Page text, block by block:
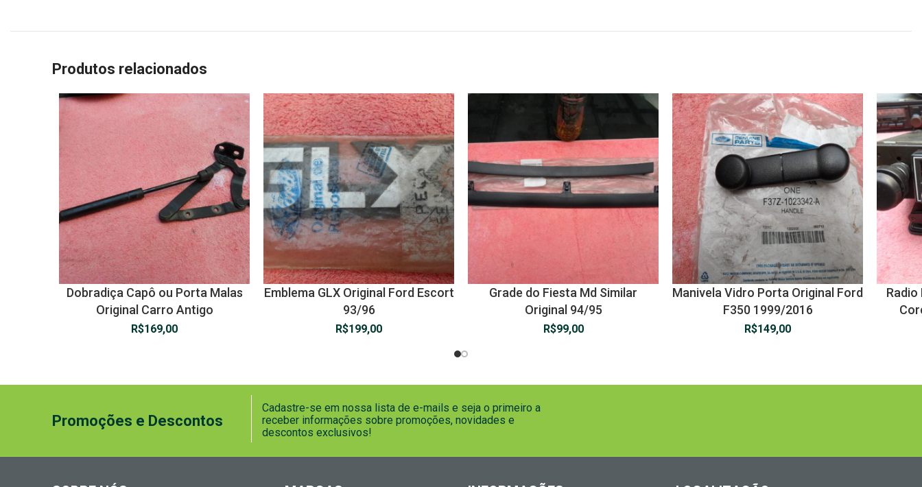
Produtos relacionados
Dobradiça Capô ou Porta Malas
Original Carro Antigo
R$169,00
Emblema GLX Original Ford Escort
93/96
R$199,00
Grade do Fiesta Md Similar
Original 94/95
R$99,00
Manivela Vidro Porta Original Ford
F350 1999/2016
R$149,00
Radio
Promoções e Descontos
Cadastre-se em nossa lista de e-mails e seja o primeiro a
receber informações sobre promoções, novidades e
descontos exclusivos!